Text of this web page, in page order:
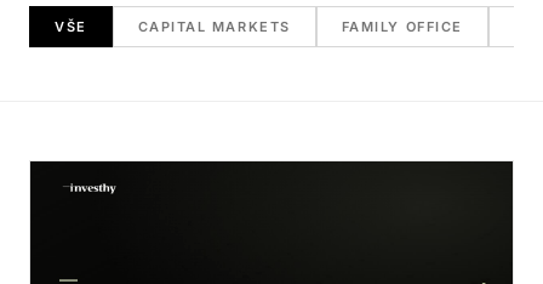
VŠE CAPITAL MARKETS FAMILY OFFICE